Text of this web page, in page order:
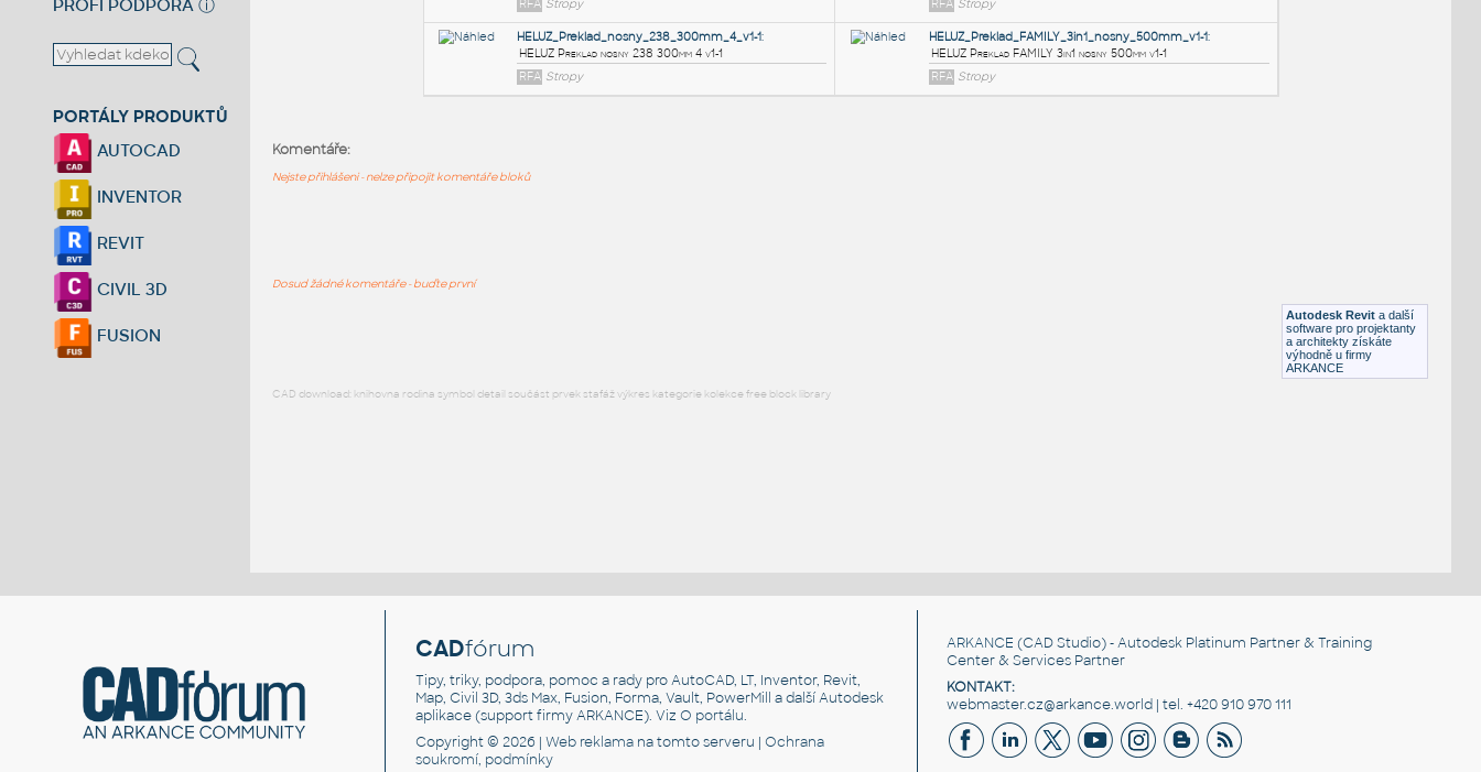
PROFI PODPORA ⓘ
PORTÁLY PRODUKTŮ
AUTOCAD
INVENTOR
REVIT
CIVIL 3D
FUSION
Autodesk Revit a další
software pro projektanty
a architekty získáte
výhodně u firmy
ARKANCE
Komentáře:
Nejste přihlášeni - nelze připojit komentáře bloků
Dosud žádné komentáře - buďte první
CAD download: knihovna rodina symbol detail součást prvek stafáž výkres kategorie kolekce free block library
CADfórum
Tipy, triky, podpora, pomoc a rady pro AutoCAD, LT, Inventor, Revit,
Map, Civil 3D, 3ds Max, Fusion, Forma, Vault, PowerMill a další Autodesk
aplikace (support firmy ARKANCE). VizO portálu.
Copyright © 2026 |Web reklama na tomto serveru |Ochrana
soukromí, podmínky
ARKANCE (CAD Studio) - Autodesk Platinum Partner & Training
Center & Services Partner
KONTAKT:
webmaster.cz@arkance.world | tel. +420 910 970 111